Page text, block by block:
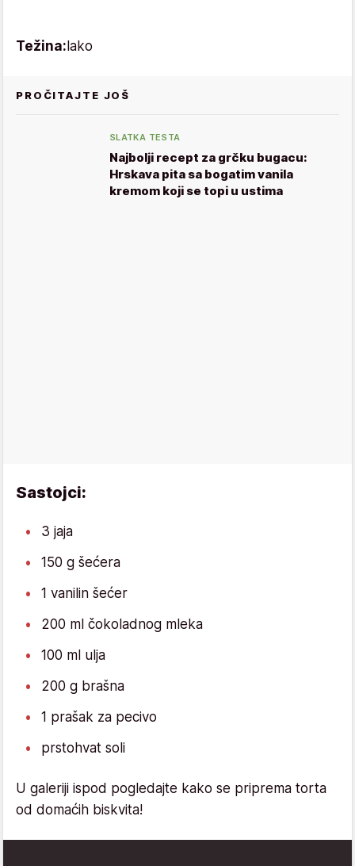
Težina:lako
PROČITAJTE JOŠ
SLATKA TESTA
Najbolji recept za grčku bugacu:
Hrskava pita sa bogatim vanila
kremom koji se topi u ustima
Sastojci:
3 jaja
150 g šećera
1 vanilin šećer
200 ml čokoladnog mleka
100 ml ulja
200 g brašna
1 prašak za pecivo
prstohvat soli
U galeriji ispod pogledajte kako se priprema torta
od domaćih biskvita!